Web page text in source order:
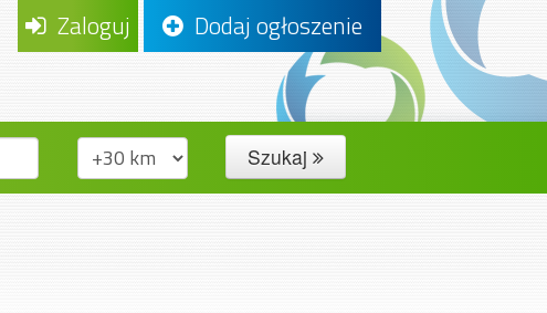
Zaloguj Dodaj ogłoszenie
Szukaj